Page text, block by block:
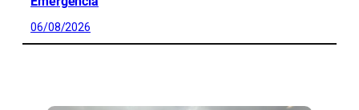
06/08/2026